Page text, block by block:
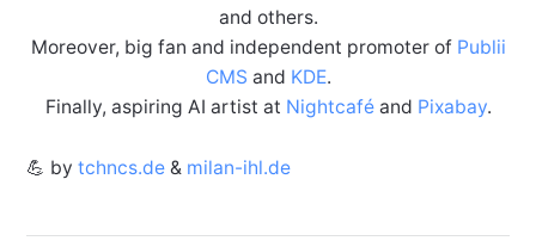
and others.
Moreover, big fan and independent promoter of Publii
CMS and KDE.
Finally, aspiring AI artist at Nightcaféand Pixabay.
💪 by tchncs.de& milan-ihl.de